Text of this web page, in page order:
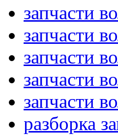
запчасти
запчасти
запчасти
запчасти
запчасти
разборка